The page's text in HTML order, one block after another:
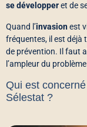
se développeret de
Quand l’invasionest
fréquentes, il est déjà
de prévention. Il faut
l’ampleur du
Qui est
Sélestat ?